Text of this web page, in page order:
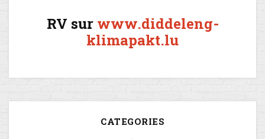
RV sur www.diddeleng-
klimapakt.lu
CATEGORIES